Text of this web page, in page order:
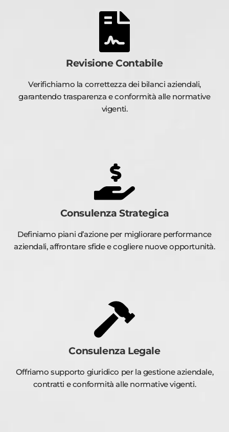
Revisione Contabile
Verifichiamo la correttezza dei bilanci aziendali,
garantendo trasparenza e conformità alle normative
vigenti.
Consulenza Strategica
Definiamo piani d’azione per migliorare performance
aziendali, affrontare sfide e cogliere nuove opportunità.
Consulenza Legale
Offriamo supporto giuridico per la gestione aziendale,
contratti e conformità alle normative vigenti.